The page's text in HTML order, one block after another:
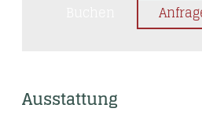
Ausstattung